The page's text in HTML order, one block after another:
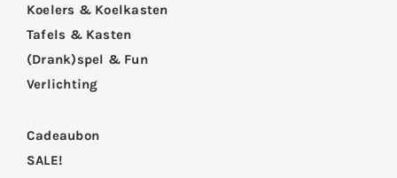
Koelers & Koelkasten
Tafels & Kasten
(Drank)spel & Fun
Verlichting
Cadeaubon
SALE!